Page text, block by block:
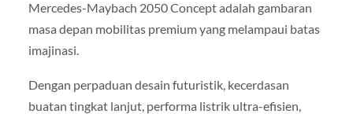
Mercedes-Maybach 2050 Concept adalah gambaran
masa depan mobilitas premium yang melampaui batas
imajinasi.
Dengan perpaduan desain futuristik, kecerdasan
buatan tingkat lanjut, performa listrik ultra-efisien,